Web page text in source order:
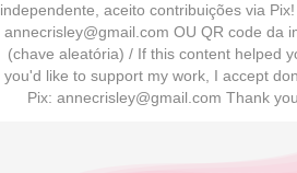
independente, aceito contribuições via
annecrisley@gmail.com OU QR code da
(chave aleatória) / If this content helped
you'd like to support my work, I accept
Pix: annecrisley@gmail.com Thank